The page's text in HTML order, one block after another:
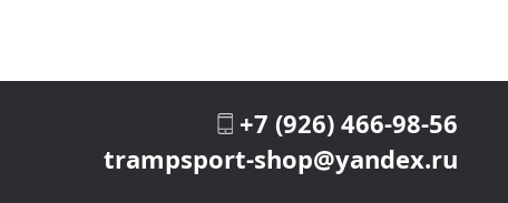
+7 (926) 466-98-56
trampsport-shop@yandex.ru